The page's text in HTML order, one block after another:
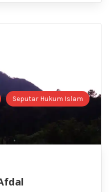
Seputar Hukum Islam